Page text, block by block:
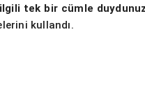
ilgili tek bir cümle
kullandı.